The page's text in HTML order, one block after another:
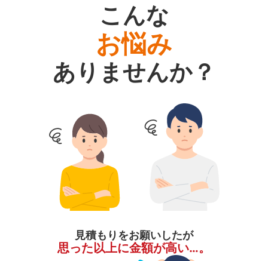
こんな
お悩み
ありませんか？
見積もりをお願いしたが
思った以上に金額が高い…。